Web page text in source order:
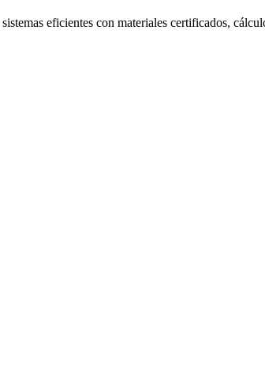
eficientes con materiales certificados,